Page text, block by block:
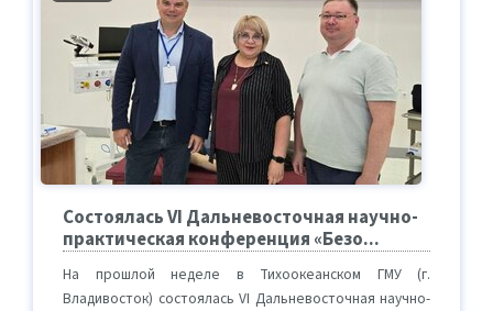
Состоялась VI Дальневосточная научно-
практическая конференция «Безо...
На прошлой неделе в Тихоокеанском ГМУ (г.
Владивосток) состоялась VI Дальневосточная научно-